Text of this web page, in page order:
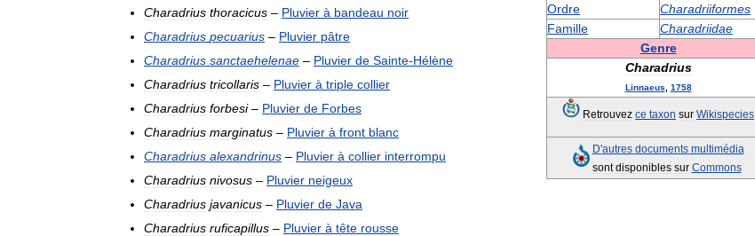
Ordre
Charadriiformes
Famille
Charadriidae
Genre
Charadrius
Linnaeus 1758
Retrouvez ce taxon sur Wikispecies
D'autres documents multimédia
sont disponibles sur Commons
Charadrius thoracicus – Pluvier à bandeau noir
Charadrius pecuarius – Pluvier pâtre
Charadrius sanctaehelenae – Pluvier de Sainte-Hélène
Charadrius tricollaris – Pluvier à triple collier
Charadrius forbesi– Pluvier de Forbes
Charadrius marginatus – Pluvier à front blanc
Charadrius alexandrinus – Pluvier à collier interrompu
Charadrius nivosus – Pluvier neigeux
Charadrius javanicus – Pluvier de Java
Charadrius ruficapillus – Pluvier à tête rousse